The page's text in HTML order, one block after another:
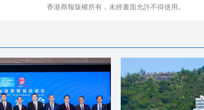
香港商報版權所有，未經書面允許不得使用。